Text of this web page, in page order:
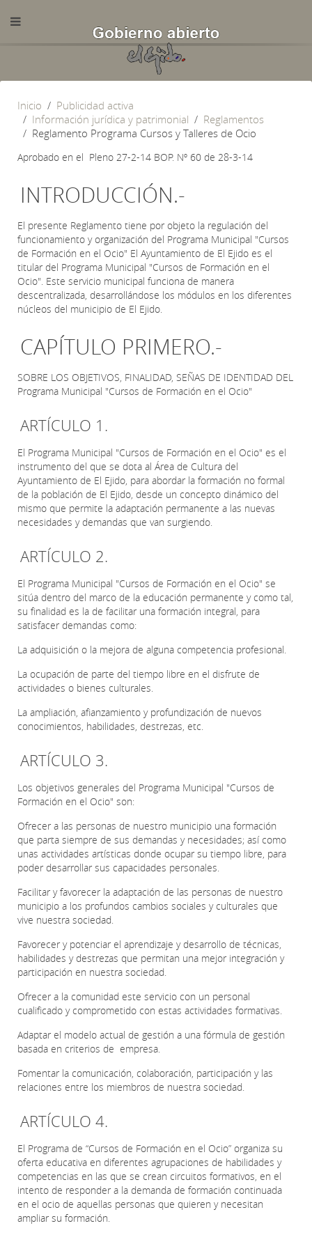
Inicio
Publicidad activa
Información jurídica y patrimonial
Reglamentos
Reglamento Programa Cursos y Talleres de Ocio
Aprobado en el Pleno 27-2-14 BOP. Nº 60 de 28-3-14
INTRODUCCIÓN.-
El presente Reglamento tiene por objeto la regulación del
funcionamiento y organización del Programa Municipal "Cursos
de Formación en el Ocio" El Ayuntamiento de El Ejido es el
titular del Programa Municipal "Cursos de Formación en el
Ocio". Este servicio municipal funciona de manera
descentralizada, desarrollándose los módulos en los diferentes
núcleos del municipio de El Ejido.
CAPÍTULO PRIMERO.-
SOBRE LOS OBJETIVOS, FINALIDAD, SEÑAS DE IDENTIDAD DEL
Programa Municipal "Cursos de Formación en el Ocio"
ARTÍCULO 1.
El Programa Municipal "Cursos de Formación en el Ocio" es el
instrumento del que se dota al Área de Cultura del
Ayuntamiento de El Ejido, para abordar la formación no formal
de la población de El Ejido, desde un concepto dinámico del
mismo que permite la adaptación permanente a las nuevas
necesidades y demandas que van surgiendo.
ARTÍCULO 2.
El Programa Municipal "Cursos de Formación en el Ocio" se
sitúa dentro del marco de la educación permanente y como tal,
su finalidad es la de facilitar una formación integral, para
satisfacer demandas como:
La adquisición o la mejora de alguna competencia profesional.
La ocupación de parte del tiempo libre en el disfrute de
actividades o bienes culturales.
La ampliación, afianzamiento y profundización de nuevos
conocimientos, habilidades, destrezas, etc.
ARTÍCULO 3.
Los objetivos generales del Programa Municipal "Cursos de
Formación en el Ocio" son:
Ofrecer a las personas de nuestro municipio una formación
que parta siempre de sus demandas y necesidades; así como
unas actividades artísticas donde ocupar su tiempo libre, para
poder desarrollar sus capacidades personales.
Facilitar y favorecer la adaptación de las personas de nuestro
municipio a los profundos cambios sociales y culturales que
vive nuestra sociedad.
Favorecer y potenciar el aprendizaje y desarrollo de técnicas,
habilidades y destrezas que permitan una mejor integración y
participación en nuestra sociedad.
Ofrecer a la comunidad este servicio con un personal
cualificado y comprometido con estas actividades formativas.
Adaptar el modelo actual de gestión a una fórmula de gestión
basada en criterios de empresa.
Fomentar la comunicación, colaboración, participación y las
relaciones entre los miembros de nuestra sociedad.
ARTÍCULO 4.
El Programa de “Cursos de Formación en el Ocio” organiza su
oferta educativa en diferentes agrupaciones de habilidades y
competencias en las que se crean circuitos formativos, en el
intento de responder a la demanda de formación continuada
en el ocio de aquellas personas que quieren y necesitan
ampliar su formación.